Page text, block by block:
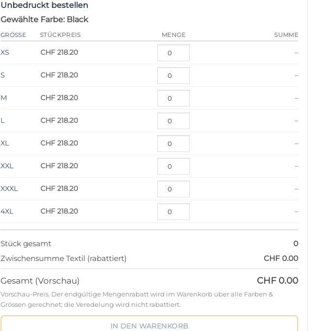
Unbedruckt bestellen
Gewählte Farbe: Black
GRÖSSE STÜCKPREIS MENGE SUMME
XS CHF 218.20 –
S CHF 218.20 –
M CHF 218.20 –
L CHF 218.20 –
XL CHF 218.20 –
XXL CHF 218.20 –
XXXL CHF 218.20 –
4XL CHF 218.20 –
Stück gesamt
0
Zwischensumme Textil (rabattiert)
CHF 0.00
Gesamt (Vorschau) CHF 0.00
Vorschau-Preis. Der endgültige Mengenrabatt wird im Warenkorb über alle Farben &
Grössen gerechnet; die Veredelung wird nicht rabattiert.
IN DEN WARENKORB